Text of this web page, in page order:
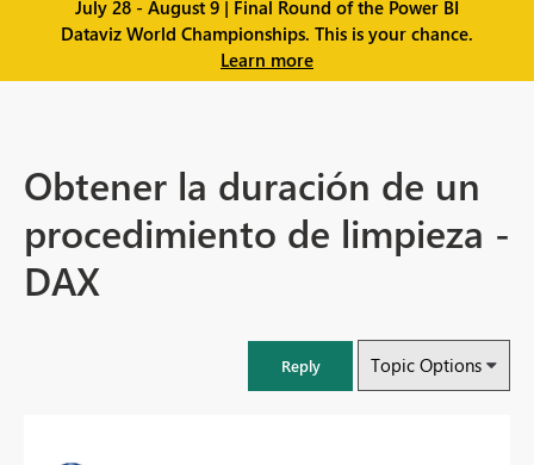
July 28 - August 9 | Final Round of the Power BI
Dataviz World Championships. This is your chance.
Learn more
Obtener la duración de un
procedimiento de limpieza -
DAX
Reply Topic Options